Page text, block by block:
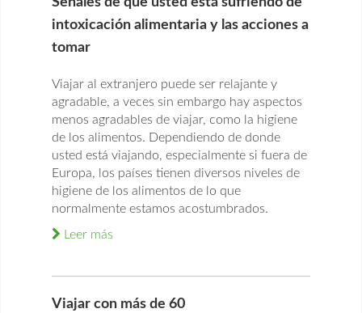
intoxicación alimentaria y las acciones a
tomar
Viajar al extranjero puede ser relajante y
agradable, a veces sin embargo hay aspectos
menos agradables de viajar, como la higiene
de los alimentos. Dependiendo de donde
usted está viajando, especialmente si fuera de
Europa, los países tienen diversos niveles de
higiene de los alimentos de lo que
normalmente estamos acostumbrados.
Leer más
Viajar con más de 60